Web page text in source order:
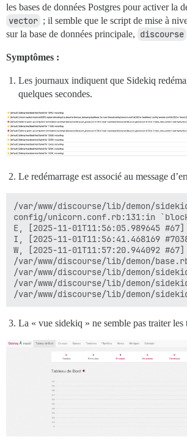
les bases de données Postgres pour activer la
vector ; il semble que le script de mise à
sur la base de données principale, discourse
Symptômes :
Les journaux indiquent que Sidekiq
quelques secondes.
Le redémarrage est associé au message
/var/www/discourse/lib/demon/
config/unicorn.conf.rb:131:in
E, [2025-11-01T11:56:05.989645
I, [2025-11-01T11:56:41.468169
W, [2025-11-01T11:57:20.944092
/var/www/discourse/lib/demon/
/var/www/discourse/lib/demon/
/var/www/discourse/lib/demon/
La « vue sidekiq » ne semble pas traiter les